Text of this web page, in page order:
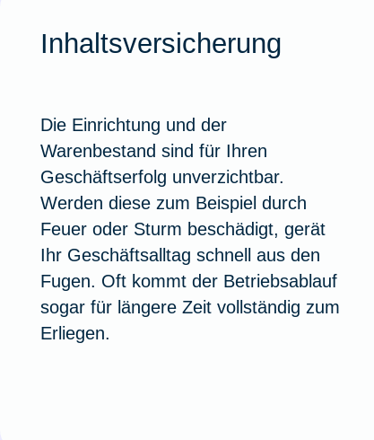
Inhaltsversicherung
Die Einrichtung und der
Warenbestand sind für Ihren
Geschäftserfolg unverzichtbar.
Werden diese zum Beispiel durch
Feuer oder Sturm beschädigt, gerät
Ihr Geschäftsalltag schnell aus den
Fugen. Oft kommt der Betriebsablauf
sogar für längere Zeit vollständig zum
Erliegen.